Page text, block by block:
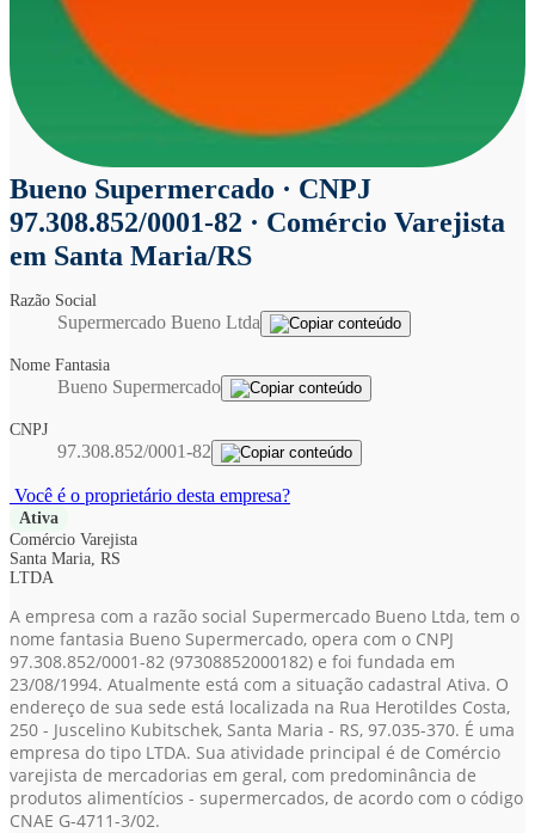
Bueno Supermercado · CNPJ
97.308.852/0001-82 · Comércio Varejista
em Santa Maria/RS
Razão Social
Supermercado Bueno Ltda
Nome Fantasia
Bueno Supermercado
CNPJ
97.308.852/0001-82
Você é o proprietário desta empresa?
Ativa
Comércio Varejista
Santa Maria, RS
LTDA
A empresa com a razão social Supermercado Bueno Ltda, tem o
nome fantasia Bueno Supermercado, opera com o CNPJ
97.308.852/0001-82 (97308852000182) e foi fundada em
23/08/1994. Atualmente está com a situação cadastral Ativa. O
endereço de sua sede está localizada na Rua Herotildes Costa,
250 - Juscelino Kubitschek, Santa Maria - RS, 97.035-370. É uma
empresa do tipo LTDA. Sua atividade principal é de Comércio
varejista de mercadorias em geral, com predominância de
produtos alimentícios - supermercados, de acordo com o código
CNAE G-4711-3/02.